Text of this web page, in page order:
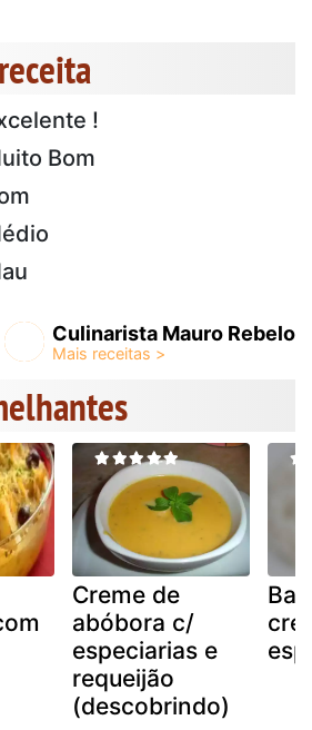
!
Bom
Culinarista Mauro Rebelo
Creme de
abóbora c/
especiarias e
requeijão
(descobrindo)